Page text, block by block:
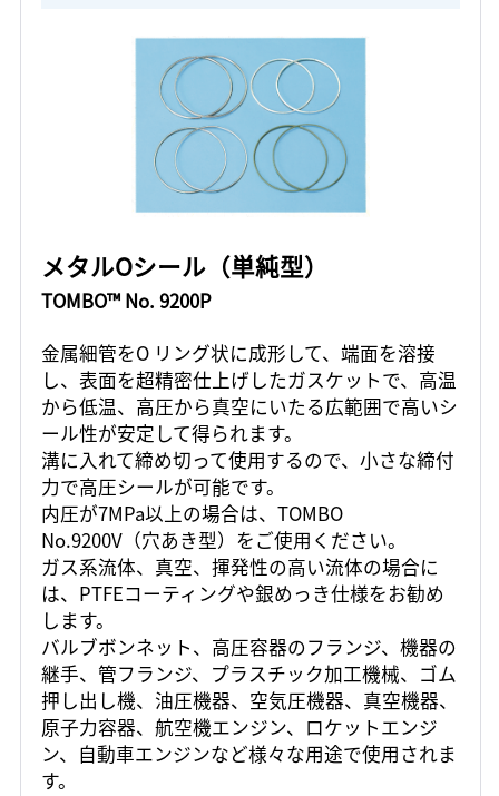
メタルOシール（単純型）
TOMBO™ No. 9200P
金属細管をO リング状に成形して、端面を溶接
し、表面を超精密仕上げしたガスケットで、高温
から低温、高圧から真空にいたる広範囲で高いシ
ール性が安定して得られます。
溝に入れて締め切って使用するので、小さな締付
力で高圧シールが可能です。
内圧が7MPa以上の場合は、TOMBO
No.9200V（穴あき型）をご使用ください。
ガス系流体、真空、揮発性の高い流体の場合に
は、PTFEコーティングや銀めっき仕様をお勧め
します。
バルブボンネット、高圧容器のフランジ、機器の
継手、管フランジ、プラスチック加工機械、ゴム
押し出し機、油圧機器、空気圧機器、真空機器、
原子力容器、航空機エンジン、ロケットエンジ
ン、自動車エンジンなど様々な用途で使用されま
す。